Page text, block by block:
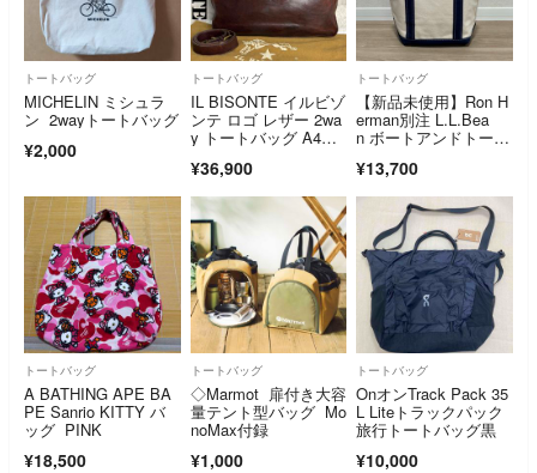
トートバッグ
MICHELIN ミシュラ
ン 2wayトートバッグ
¥2,000
トートバッグ
IL BISONTE イルビゾ
ンテ ロゴ レザー 2wa
y トートバッグ A4
け
¥36,900
トートバッグ
【新品未使用】Ron H
erman別注 L.L.Bea
n ボートアンドトー
¥13,700
トートバッグ
A BATHING APE BA
PE Sanrio KITTY バ
ッグ PINK
¥18,500
トートバッグ
◇Marmot 扉付き大容
量テント型バッグ Mo
noMax付録
¥1,000
トートバッグ
OnオンTrack Pack 35
L Liteトラックパック
旅行トートバッグ黒
¥10,000